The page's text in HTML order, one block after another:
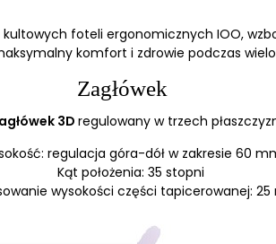
kultowych foteli ergonomicznych IOO,
komfort i zdrowie podczas
Zagłówek
3Dregulowany w trzech
regulacja góra-dół w zakresie 60
Kąt położenia: 35 stopni
wysokości części tapicerowanej: